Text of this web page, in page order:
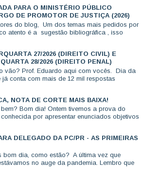
PARA O MINISTÉRIO PÚBLICO
DE PROMOTOR DE JUSTIÇA (2026)
do blog, Um dos temas mais pedidos por
atento é a sugestão bibliográfica , isso
27/2026 (DIREITO CIVIL) E
28/2026 (DIREITO PENAL)
vão? Prof. Eduardo aqui com vocês. Dia da
já conta com mais de 12 mil respostas
NOTA DE CORTE MAIS BAIXA!
Bom dia! Ontem tivemos a prova do
por apresentar enunciados objetivos
DELEGADO DA PC/PR - AS PRIMEIRAS
bom dia, como estão? A última vez que
no auge da pandemia. Lembro que